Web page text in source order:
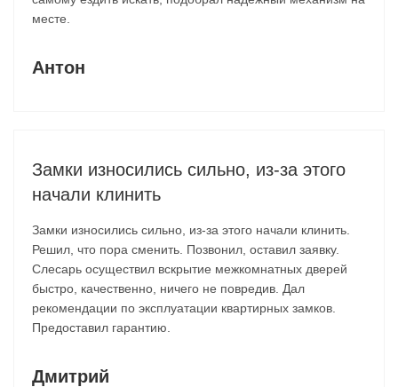
месте.
Антон
Замки износились сильно, из-за этого
начали клинить
Замки износились сильно, из-за этого начали клинить.
Решил, что пора сменить. Позвонил, оставил заявку.
Слесарь осуществил вскрытие межкомнатных дверей
быстро, качественно, ничего не повредив. Дал
рекомендации по эксплуатации квартирных замков.
Предоставил гарантию.
Дмитрий